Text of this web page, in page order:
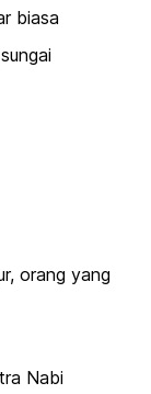
biasa
orang yang
Nabi